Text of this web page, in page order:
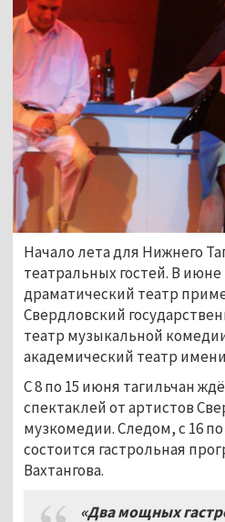
Начало лета для Нижнего
театральных гостей. В
драматический театр
Свердловский
театр музыкальной
академический театр имени
С 8 по 15 июня тагильчан
спектаклей от артистов
музкомедии. Следом, с 16
состоится гастрольная
Вахтангова.
«Два мощных